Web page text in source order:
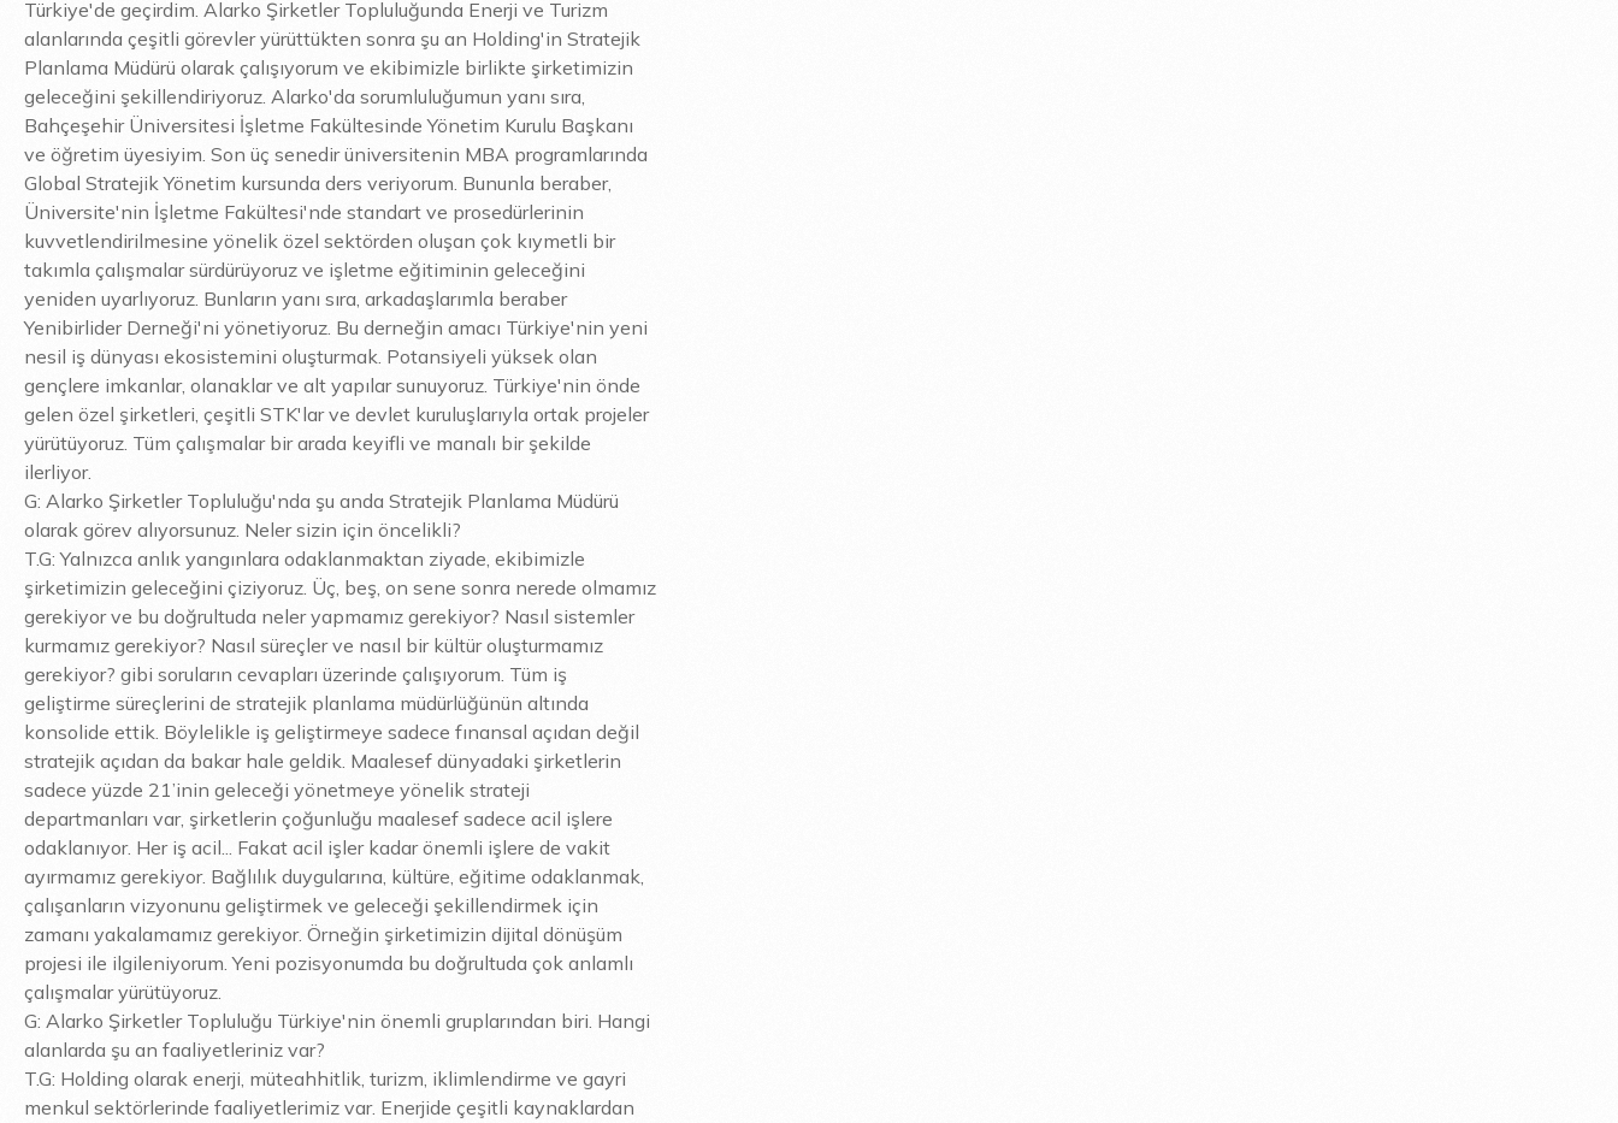
Türkiye'de geçirdim. Alarko Şirketler Topluluğunda Enerji ve Turizm
alanlarında çeşitli görevler yürüttükten sonra şu an Holding'in Stratejik
Planlama Müdürü olarak çalışıyorum ve ekibimizle birlikte şirketimizin
geleceğini şekillendiriyoruz. Alarko'da sorumluluğumun yanı sıra,
Bahçeşehir Üniversitesi İşletme Fakültesinde Yönetim Kurulu Başkanı
ve öğretim üyesiyim. Son üç senedir üniversitenin MBA programlarında
Global Stratejik Yönetim kursunda ders veriyorum. Bununla beraber,
Üniversite'nin İşletme Fakültesi'nde standart ve prosedürlerinin
kuvvetlendirilmesine yönelik özel sektörden oluşan çok kıymetli bir
takımla çalışmalar sürdürüyoruz ve işletme eğitiminin geleceğini
yeniden uyarlıyoruz. Bunların yanı sıra, arkadaşlarımla beraber
Yenibirlider Derneği'ni yönetiyoruz. Bu derneğin amacı Türkiye'nin yeni
nesil iş dünyası ekosistemini oluşturmak. Potansiyeli yüksek olan
gençlere imkanlar, olanaklar ve alt yapılar sunuyoruz. Türkiye'nin önde
gelen özel şirketleri, çeşitli STK'lar ve devlet kuruluşlarıyla ortak projeler
yürütüyoruz. Tüm çalışmalar bir arada keyifli ve manalı bir şekilde
ilerliyor.
G: Alarko Şirketler Topluluğu'nda şu anda Stratejik Planlama Müdürü
olarak görev alıyorsunuz. Neler sizin için öncelikli?
T.G: Yalnızca anlık yangınlara odaklanmaktan ziyade, ekibimizle
şirketimizin geleceğini çiziyoruz. Üç, beş, on sene sonra nerede olmamız
gerekiyor ve bu doğrultuda neler yapmamız gerekiyor? Nasıl sistemler
kurmamız gerekiyor? Nasıl süreçler ve nasıl bir kültür oluşturmamız
gerekiyor? gibi soruların cevapları üzerinde çalışıyorum. Tüm iş
geliştirme süreçlerini de stratejik planlama müdürlüğünün altında
konsolide ettik. Böylelikle iş geliştirmeye sadece fınansal açıdan değil
stratejik açıdan da bakar hale geldik. Maalesef dünyadaki şirketlerin
sadece yüzde 21’inin geleceği yönetmeye yönelik strateji
departmanları var, şirketlerin çoğunluğu maalesef sadece acil işlere
odaklanıyor. Her iş acil... Fakat acil işler kadar önemli işlere de vakit
ayırmamız gerekiyor. Bağlılık duygularına, kültüre, eğitime odaklanmak,
çalışanların vizyonunu geliştirmek ve geleceği şekillendirmek için
zamanı yakalamamız gerekiyor. Örneğin şirketimizin dijital dönüşüm
projesi ile ilgileniyorum. Yeni pozisyonumda bu doğrultuda çok anlamlı
çalışmalar yürütüyoruz.
G: Alarko Şirketler Topluluğu Türkiye'nin önemli gruplarından biri. Hangi
alanlarda şu an faaliyetleriniz var?
T.G: Holding olarak enerji, müteahhitlik, turizm, iklimlendirme ve gayri
menkul sektörlerinde faaliyetlerimiz var. Enerjide çeşitli kaynaklardan